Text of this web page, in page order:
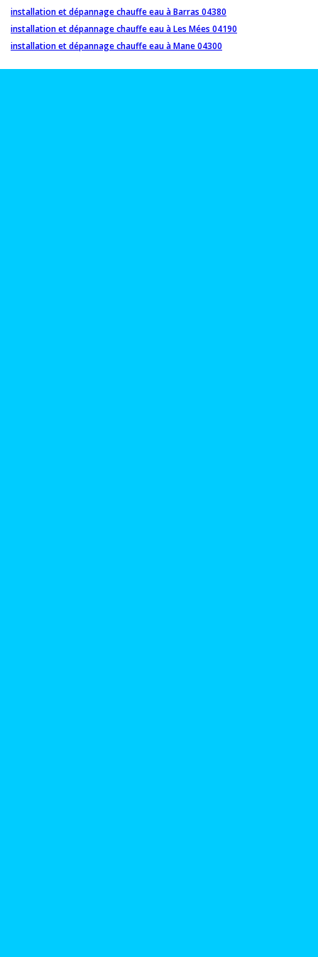
installation et dépannage chauffe eau à Barras 04380
installation et dépannage chauffe eau à Les Mées 04190
installation et dépannage chauffe eau à Mane 04300